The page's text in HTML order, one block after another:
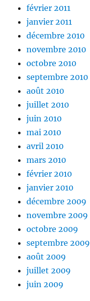
février 2011
janvier 2011
décembre 2010
novembre 2010
octobre 2010
septembre 2010
août 2010
juillet 2010
juin 2010
mai 2010
avril 2010
mars 2010
février 2010
janvier 2010
décembre 2009
novembre 2009
octobre 2009
septembre 2009
août 2009
juillet 2009
juin 2009